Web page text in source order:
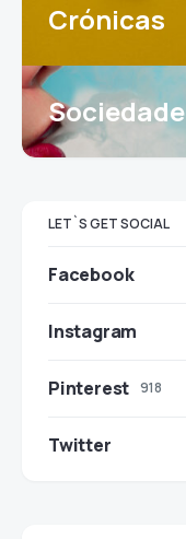
Crónicas
Sociedade
LET`S GET SOCIAL
Facebook
Instagram
Pinterest 918
Twitter